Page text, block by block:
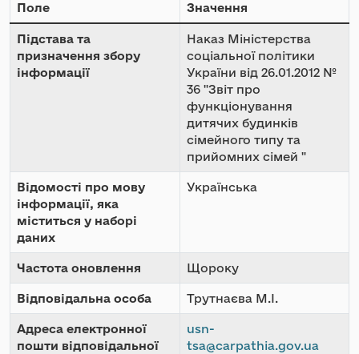
Поле Значення
Підстава та
призначення збору
інформації
Наказ Міністерства
соціальної політики
України від 26.01.2012 №
36 "Звіт про
функціонування
дитячих будинків
сімейного типу та
прийомних сімей "
Відомості про мову
інформації, яка
міститься у наборі
даних
Українська
Частота оновлення Щороку
Відповідальна особа Трутнаєва М.І.
Адреса електронної
пошти відповідальної
usn-
tsa@carpathia.gov.ua